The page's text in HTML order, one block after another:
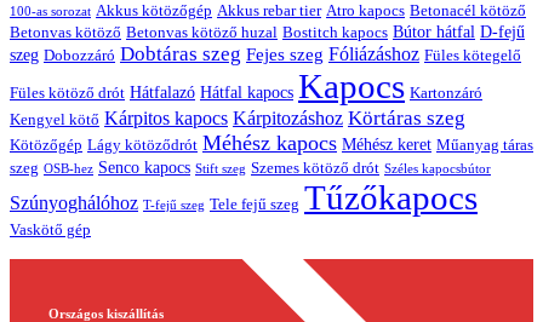
100-as sorozat Akkus kötözőgép Akkus rebar tier Atro kapocs Betonacél kötöző
Betonvas kötöző Betonvas kötöző huzal Bostitch kapocs Bútor hátfal D-fejű
szeg Dobozzáró Dobtáras szeg Fejes szeg Fóliázáshoz Füles kötegelő
Füles kötöző drót Hátfalazó Hátfal kapocs Kapocs Kartonzáró
Kengyel kötő Kárpitos kapocs Kárpitozáshoz Körtáras szeg
Kötözőgép Lágy kötöződrót Méhész kapocs Méhész keret Műanyag táras
szeg OSB-hez Senco kapocs Stift szeg Szemes kötöző drót Széles kapocsbútor
Szúnyoghálóhoz T-fejű szeg Tele fejű szeg Tűzőkapocs
Vaskötő gép
Országos kiszállítás